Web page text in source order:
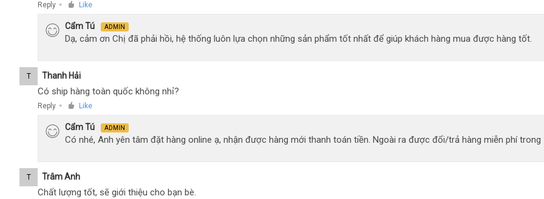
Reply ● Like
Cẩm Tú ADMIN
Dạ, cảm ơn Chị đã phải hồi, hệ thống luôn lựa chọn những sản phẩm tốt nhất để giúp khách hàng mua được hàng tốt.
T Thanh Hải
Có ship hàng toàn quốc không nhỉ?
Reply ● Like
Cẩm Tú ADMIN
Có nhé, Anh yên tâm đặt hàng online ạ, nhận được hàng mới thanh toán tiền. Ngoài ra được đổi/trả hàng miễn phí trong
T Trâm Anh
Chất lượng tốt, sẽ giới thiệu cho bạn bè.